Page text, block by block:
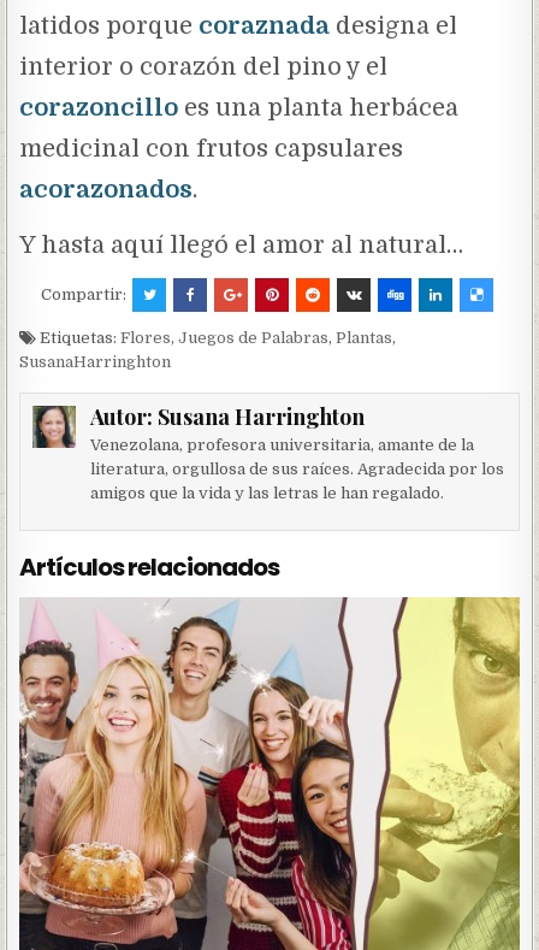
latidos porque coraznada designa el
interior o corazón del pino y el
corazoncillo es una planta herbácea
medicinal con frutos capsulares
acorazonados.
Y hasta aquí llegó el amor al natural…
Compartir:
Etiquetas:Flores,Juegos de Palabras,Plantas,
SusanaHarringhton
Autor: Susana Harringhton
Venezolana, profesora universitaria, amante de la
literatura, orgullosa de sus raíces. Agradecida por los
amigos que la vida y las letras le han regalado.
Artículos relacionados